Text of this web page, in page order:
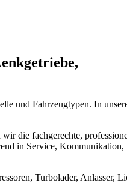
und Fahrzeugtypen. In
die fachgerechte,
in Service, Kommunikation,
Turbolader, Anlasser,